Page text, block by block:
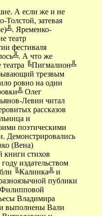
А если же и не
Толстой, затевая
Яременко-
театр
фестиваля
А что же
театра ╚Пигмалион╩
трезвым
ровно на один
Олег
Левин читал
рассказов
и
поэтическими
Демонстрировались
(Вена)
книги стихов
издательством
╚Калинка╩ и
публики
Филипповой
Владимира
выполнены Вали